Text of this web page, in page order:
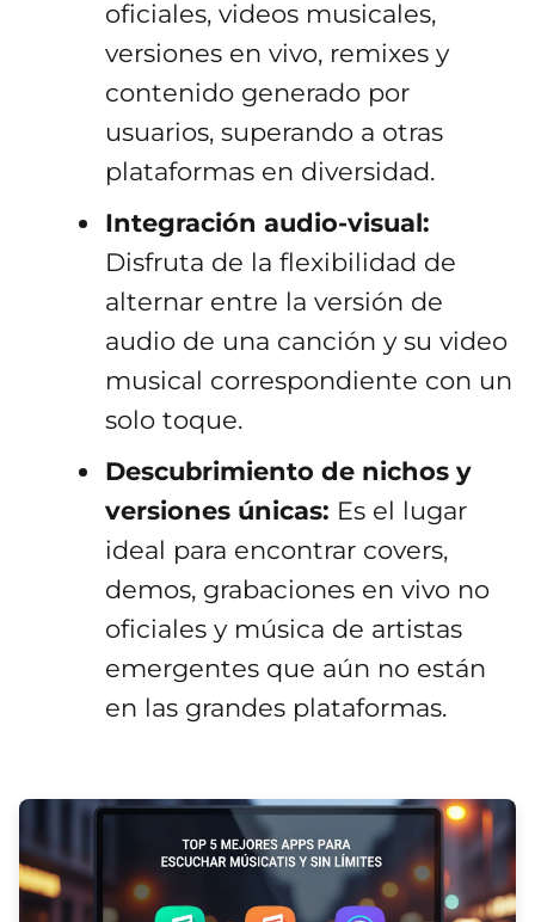
oficiales, videos musicales,
versiones en vivo, remixes y
contenido generado por
usuarios, superando a otras
plataformas en diversidad.
Integración audio-visual:
Disfruta de la flexibilidad de
alternar entre la versión de
audio de una canción y su video
musical correspondiente con un
solo toque.
Descubrimiento de nichos y
versiones únicas: Es el lugar
ideal para encontrar covers,
demos, grabaciones en vivo no
oficiales y música de artistas
emergentes que aún no están
en las grandes plataformas.